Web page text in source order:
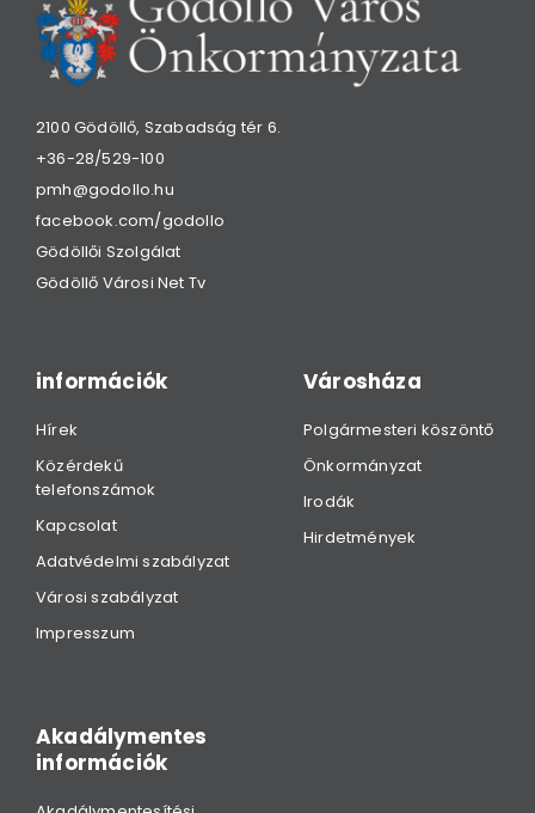
2100 Gödöllő, Szabadság tér 6.
+36-28/529-100
pmh@godollo.hu
facebook.com/godollo
Gödöllői Szolgálat
Gödöllő Városi Net Tv
információk
Hírek
Közérdekű
telefonszámok
Kapcsolat
Adatvédelmi szabályzat
Városi szabályzat
Impresszum
Városháza
Polgármesteri köszöntő
Önkormányzat
Irodák
Hirdetmények
Akadálymentes
információk